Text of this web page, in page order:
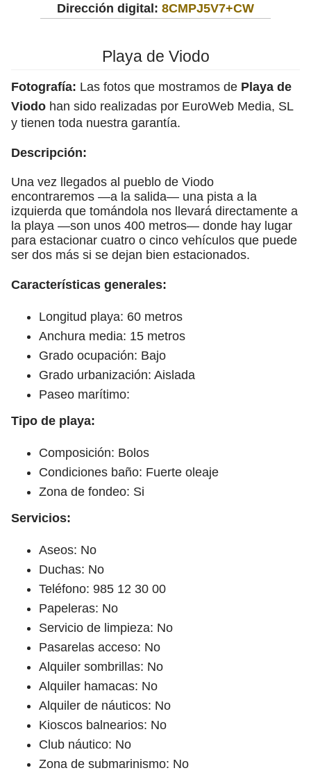
Dirección digital: 8CMPJ5V7+CW
Playa de Viodo
Fotografía: Las fotos que mostramos de Playa de
Viodo han sido realizadas por EuroWeb Media, SL
y tienen toda nuestra garantía.
Descripción:
Una vez llegados al pueblo de Viodo
encontraremos —a la salida— una pista a la
izquierda que tomándola nos llevará directamente a
la playa —son unos 400 metros— donde hay lugar
para estacionar cuatro o cinco vehículos que puede
ser dos más si se dejan bien estacionados.
Características generales:
Longitud playa: 60 metros
Anchura media: 15 metros
Grado ocupación: Bajo
Grado urbanización: Aislada
Paseo marítimo:
Tipo de playa:
Composición: Bolos
Condiciones baño: Fuerte oleaje
Zona de fondeo: Si
Servicios:
Aseos: No
Duchas: No
Teléfono: 985 12 30 00
Papeleras: No
Servicio de limpieza: No
Pasarelas acceso: No
Alquiler sombrillas: No
Alquiler hamacas: No
Alquiler de náuticos: No
Kioscos balnearios: No
Club náutico: No
Zona de submarinismo: No